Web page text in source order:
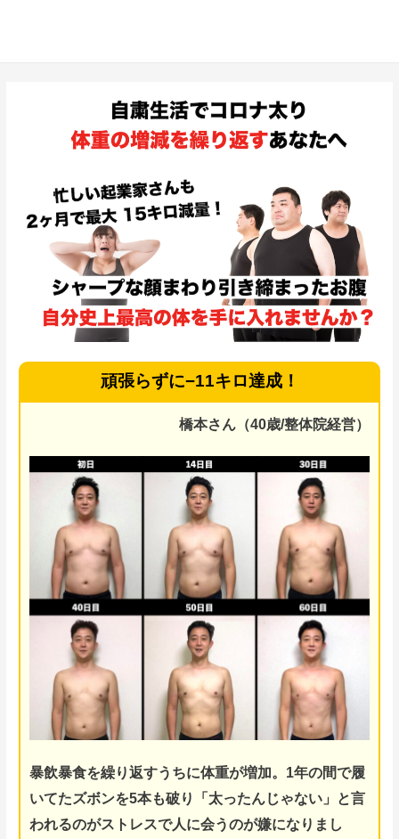
頑張らずに−11キロ達成！
橋本さん（40歳/整体院経営）
暴飲暴食を繰り返すうちに体重が増加。 1年の間で履
いてたズボンを5本も破り「太ったんじゃない」と言
われるのがストレスで人に会うのが嫌になりまし